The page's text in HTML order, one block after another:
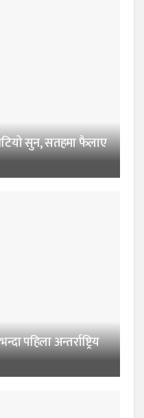
सुन, सतहमा फैलाए
पहिला अन्तर्राष्ट्रिय